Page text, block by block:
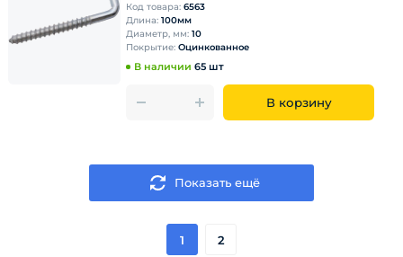
Код товара: 6563
Длина: 100мм
Диаметр, мм: 10
Покрытие: Оцинкованное
В наличии 65 шт
В корзину
Показать ещё
1 2